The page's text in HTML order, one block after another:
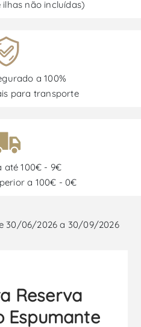
não incluídas)
a 100%
para transporte
até 100€ - 9€
a 100€ - 0€
30/06/2026 a 30/09/2026
Reserva
Espumante